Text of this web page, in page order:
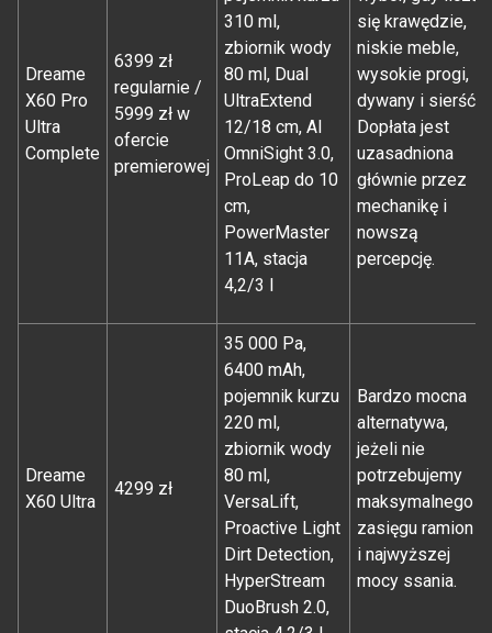
Dreame
X60 Pro
Ultra
Complete
6399 zł
regularnie /
5999 zł w
ofercie
premierowej
310 ml,
zbiornik wody
80 ml, Dual
UltraExtend
12/18 cm, AI
OmniSight 3.0,
ProLeap do 10
cm,
PowerMaster
11A, stacja
4,2/3 l
się krawędzie,
niskie meble,
wysokie progi,
dywany i sierść.
Dopłata jest
uzasadniona
głównie przez
mechanikę i
nowszą
percepcję.
Dreame
X60 Ultra
4299 zł
35 000 Pa,
6400 mAh,
pojemnik kurzu
220 ml,
zbiornik wody
80 ml,
VersaLift,
Proactive Light
Dirt Detection,
HyperStream
DuoBrush 2.0,
Bardzo mocna
alternatywa,
jeżeli nie
potrzebujemy
maksymalnego
zasięgu ramion
i najwyższej
mocy ssania.